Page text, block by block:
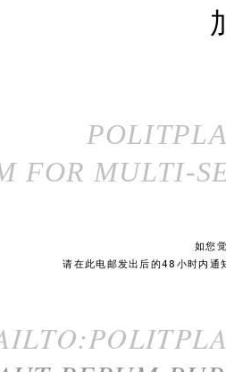
FOR MULTI-
如您
请在此电邮发出后的48小时内通